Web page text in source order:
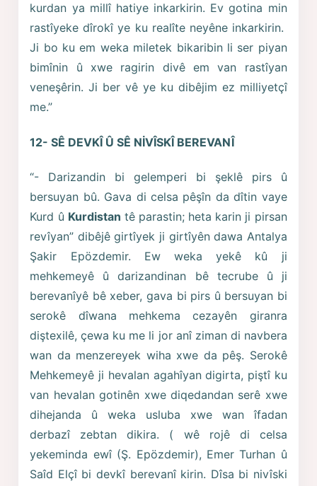
kurdan ya millî hatiye inkarkirin. Ev gotina min
rastîyeke dîrokî ye ku realîte neyêne inkarkirin.
Ji bo ku em weka miletek bikaribin li ser piyan
bimînin û xwe ragirin divê em van rastîyan
veneşêrin. Ji ber vê ye ku dibêjim ez milliyetçî
me.”
12- SÊ DEVKÎ Û SÊ NİVÎSKÎ BEREVANÎ
“- Darizandin bi gelemperi bi şeklê pirs û
bersuyan bû. Gava di celsa pêşîn da dîtin vaye
Kurd û Kurdistan tê parastin; heta karin ji pirsan
revîyan” dibêjê girtîyek ji girtîyên dawa Antalya
Şakir Epözdemir. Ew weka yekê kû ji
mehkemeyê û darizandinan bê tecrube û ji
berevanîyê bê xeber, gava bi pirs û bersuyan bi
serokê dîwana mehkema cezayên giranra
diştexilê, çewa ku me li jor anî ziman di navbera
wan da menzereyek wiha xwe da pêş. Serokê
Mehkemeyê ji hevalan agahîyan digirta, piştî ku
van hevalan gotinên xwe diqedandan serê xwe
dihejanda û weka usluba xwe wan îfadan
derbazî zebtan dikira. ( wê rojê di celsa
yekeminda ewî (Ş. Epözdemir), Emer Turhan û
Saîd Elçî bi devkî berevanî kirin. Dîsa bi nivîski